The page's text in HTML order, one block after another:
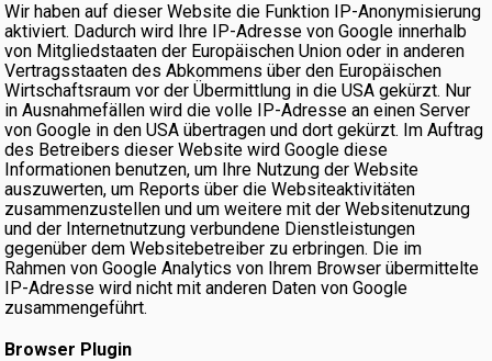
Wir haben auf dieser Website die Funktion IP-Anonymisierung
aktiviert. Dadurch wird Ihre IP-Adresse von Google innerhalb
von Mitgliedstaaten der Europäischen Union oder in anderen
Vertragsstaaten des Abkommens über den Europäischen
Wirtschaftsraum vor der Übermittlung in die USA gekürzt. Nur
in Ausnahmefällen wird die volle IP-Adresse an einen Server
von Google in den USA übertragen und dort gekürzt. Im Auftrag
des Betreibers dieser Website wird Google diese
Informationen benutzen, um Ihre Nutzung der Website
auszuwerten, um Reports über die Websiteaktivitäten
zusammenzustellen und um weitere mit der Websitenutzung
und der Internetnutzung verbundene Dienstleistungen
gegenüber dem Websitebetreiber zu erbringen. Die im
Rahmen von Google Analytics von Ihrem Browser übermittelte
IP-Adresse wird nicht mit anderen Daten von Google
zusammengeführt.
Browser Plugin